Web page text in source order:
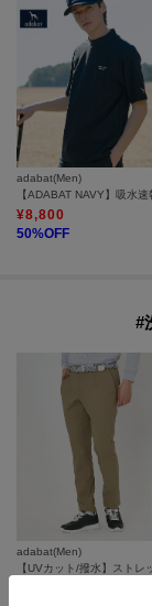
adabat(Men)
¥8,800
50%OFF
#
adabat(Men)